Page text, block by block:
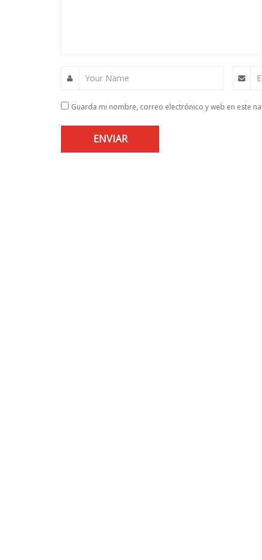
Your Name
Guarda mi nombre, correo electrónico y web en este